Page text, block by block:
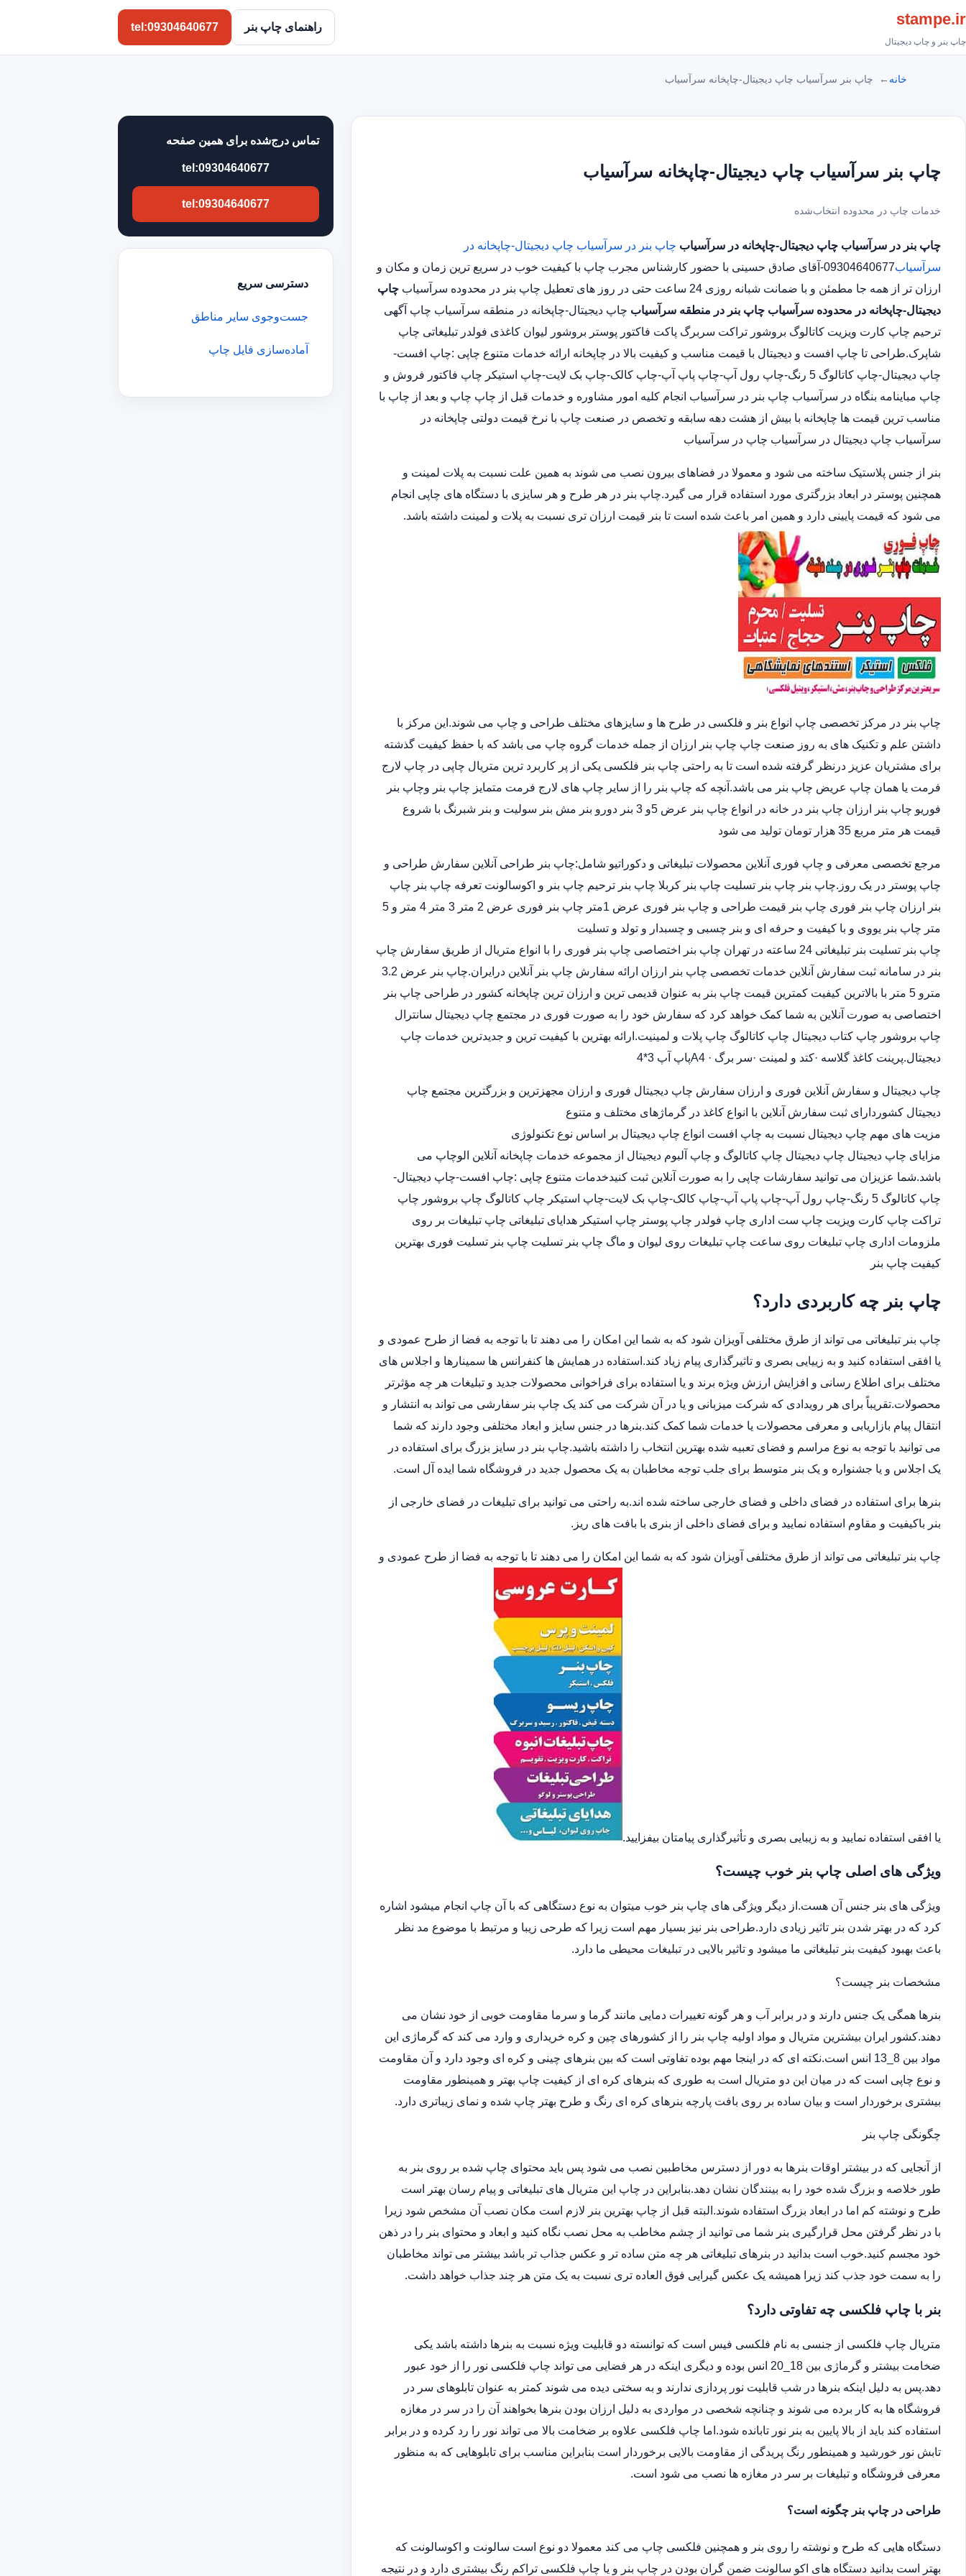
stampe.ir
چاپ بنر و چاپ دیجیتال
راهنمای چاپ بنر tel:09304640677
خانه چاپ بنر سرآسیاب چاپ دیجیتال-چاپخانه سرآسیاب
چاپ بنر سرآسیاب چاپ دیجیتال-چاپخانه سرآسیاب
خدمات چاپ در محدوده انتخاب‌شده
چاپ بنر در سرآسیاب چاپ دیجیتال-چاپخانه در سرآسیاب چاپ بنر در سرآسیاب چاپ دیجیتال-چاپخانه در
سرآسیاب
09304640677-آقای صادق حسینی با حضور کارشناس مجرب چاپ با کیفیت خوب در سریع ترین زمان و مکان و
ارزان تر از همه جا مطمئن و با ضمانت شبانه روزی 24 ساعت حتی در روز های تعطیل چاپ بنر در محدوده سرآسیاب
چاپ
دیجیتال-چاپخانه در محدوده سرآسیاب چاپ بنر در منطقه سرآسیاب چاپ دیجیتال-چاپخانه در منطقه سرآسیاب چاپ آگهی
ترحیم چاپ کارت ویزیت کاتالوگ بروشور تراکت سربرگ پاکت فاکتور پوستر بروشور لیوان کاغذی فولدر تبلیغاتی چاپ
شاپرک.طراحی تا چاپ افست و دیجیتال با قیمت مناسب و کیفیت بالا در چاپخانه ارائه خدمات متنوع چاپی :چاپ افست-
چاپ دیجیتال-چاپ کاتالوگ 5 رنگ-چاپ رول آپ-چاپ پاپ آپ-چاپ کالک-چاپ بک لایت-چاپ استیکر چاپ فاکتور فروش و
چاپ مباینامه بنگاه در سرآسیاب چاپ بنر در سرآسیاب انجام کلیه امور مشاوره و خدمات قبل از چاپ چاپ و بعد از چاپ با
مناسب ترین قیمت ها چاپخانه با بیش از هشت دهه سابقه و تخصص در صنعت چاپ با نرخ قیمت دولتی چاپخانه در
سرآسیاب چاپ دیجیتال در سرآسیاب چاپ در سرآسیاب
بنر از جنس پلاستیک ساخته می شود و معمولا در فضاهای بیرون نصب می شوند به همین علت نسبت به پلات لمینت و
همچنین پوستر در ابعاد بزرگتری مورد استفاده قرار می گیرد.چاپ بنر در هر طرح و هر سایزی با دستگاه های چاپی انجام
می شود که قیمت پایینی دارد و همین امر باعث شده است تا بنر قیمت ارزان تری نسبت به پلات و لمینت داشته باشد.
چاپ بنر در مرکز تخصصی چاپ انواع بنر و فلکسی در طرح ها و سایزهای مختلف طراحی و چاپ می شوند.این مرکز با
داشتن علم و تکنیک های به روز صنعت چاپ چاپ بنر ارزان از جمله خدمات گروه چاپ می باشد که با حفظ کیفیت گذشته
برای مشتریان عزیز درنظر گرفته شده است تا به راحتی چاپ بنر فلکسی یکی از پر کاربرد ترین متریال چاپی در چاپ لارج
فرمت یا همان چاپ عریض چاپ بنر می باشد.آنچه که چاپ بنر را از سایر چاپ های لارج فرمت متمایز چاپ بنر وچاپ بنر
فوریو چاپ بنر ارزان چاپ بنر در خانه در انواع چاپ بنر عرض 5و 3 بنر دورو بنر مش بنر سولیت و بنر شبرنگ با شروع
قیمت هر متر مربع 35 هزار تومان تولید می شود
مرجع تخصصی معرفی و چاپ فوری آنلاین محصولات تبلیغاتی و دکوراتیو شامل:چاپ بنر طراحی آنلاین سفارش طراحی و
چاپ پوستر در یک روز.چاپ بنر چاپ بنر تسلیت چاپ بنر کربلا چاپ بنر ترحیم چاپ بنر و اکوسالونت تعرفه چاپ بنر چاپ
بنر ارزان چاپ بنر فوری چاپ بنر قیمت طراحی و چاپ بنر فوری عرض 1متر چاپ بنر فوری عرض 2 متر 3 متر 4 متر و 5
متر چاپ بنر یووی و با کیفیت و حرفه ای و بنر چسبی و چسبدار و تولد و تسلیت
چاپ بنر تسلیت بنر تبلیغاتی 24 ساعته در تهران چاپ بنر اختصاصی چاپ بنر فوری را با انواع متریال از طریق سفارش چاپ
بنر در سامانه ثبت سفارش آنلاین خدمات تخصصی چاپ بنر ارزان ارائه سفارش چاپ بنر آنلاین درایران.چاپ بنر عرض 3.2
مترو 5 متر با بالاترین کیفیت کمترین قیمت چاپ بنر به عنوان قدیمی ترین و ارزان ترین چاپخانه کشور در طراحی چاپ بنر
اختصاصی به صورت آنلاین به شما کمک خواهد کرد که سفارش خود را به صورت فوری در مجتمع چاپ دیجیتال سانترال
چاپ بروشور چاپ کتاب دیجیتال چاپ کاتالوگ چاپ پلات و لمینیت.ارائه بهترین با کیفیت ترین و جدیدترین خدمات چاپ
دیجیتال.پرینت کاغذ گلاسه ·‎کتد و لمینت ·‎سر برگ A4 ·‎پاپ آپ 3*4
چاپ دیجیتال و سفارش آنلاین فوری و ارزان سفارش چاپ دیجیتال فوری و ارزان مجهزترین و بزرگترین مجتمع چاپ
دیجیتال کشوردارای ثبت سفارش آنلاین با انواع کاغذ در گرماژهای مختلف و متنوع
مزیت های مهم چاپ دیجیتال نسبت به چاپ افست انواع چاپ دیجیتال بر اساس نوع تکنولوژی
مزایای چاپ دیجیتال چاپ دیجیتال چاپ کاتالوگ و چاپ آلبوم دیجیتال از مجموعه خدمات چاپخانه آنلاین الوچاپ می
باشد.شما عزیزان می توانید سفارشات چاپی را به صورت آنلاین ثبت کنیدخدمات متنوع چاپی :چاپ افست-چاپ دیجیتال-
چاپ کاتالوگ 5 رنگ-چاپ رول آپ-چاپ پاپ آپ-چاپ کالک-چاپ بک لایت-چاپ استیکر چاپ کاتالوگ چاپ بروشور چاپ
تراکت چاپ کارت ویزیت چاپ ست اداری چاپ فولدر چاپ پوستر چاپ استیکر هدایای تبلیغاتی چاپ تبلیغات بر روی
ملزومات اداری چاپ تبلیغات روی ساعت چاپ تبلیغات روی لیوان و ماگ چاپ بنر تسلیت چاپ بنر تسلیت فوری بهترین
کیفیت چاپ بنر
چاپ بنر چه کاربردی دارد؟
چاپ بنر تبلیغاتی می تواند از طرق مختلفی آویزان شود که به شما این امکان را می دهند تا با توجه به فضا از طرح عمودی و
یا افقی استفاده کنید و به زییایی بصری و تاثیرگذاری پیام زیاد کند.استفاده در همایش ها کنفرانس ها سمینارها و اجلاس های
مختلف برای اطلاع رسانی و افزایش ارزش ویژه برند و یا استفاده برای فراخوانی محصولات جدید و تبلیغات هر چه مؤثرتر
محصولات.تقریباً برای هر رویدادی که شرکت میزبانی و یا در آن شرکت می کند یک چاپ بنر سفارشی می تواند به انتشار و
انتقال پیام بازاریابی و معرفی محصولات یا خدمات شما کمک کند.بنرها در جنس سایز و ابعاد مختلفی وجود دارند که شما
می توانید با توجه به نوع مراسم و فضای تعبیه شده بهترین انتخاب را داشته باشید.چاپ بنر در سایز بزرگ برای استفاده در
یک اجلاس و یا جشنواره و یک بنر متوسط برای جلب توجه مخاطبان به یک محصول جدید در فروشگاه شما ایده آل است.
بنرها برای استفاده در فضای داخلی و فضای خارجی ساخته شده اند.به راحتی می توانید برای تبلیغات در فضای خارجی از
بنر باکیفیت و مقاوم استفاده نمایید و برای فضای داخلی از بنری با بافت های ریز.
چاپ بنر تبلیغاتی می تواند از طرق مختلفی آویزان شود که به شما این امکان را می دهند تا با توجه به فضا از طرح عمودی و
یا افقی استفاده نمایید و به زیبایی بصری و تأثیرگذاری پیامتان بیفزایید.
ویژگی های اصلی چاپ بنر خوب چیست؟
ویژگی های بنر جنس آن هست.از دیگر ویژگی های چاپ بنر خوب میتوان به نوع دستگاهی که با آن چاپ انجام میشود اشاره
کرد که در بهتر شدن بنر تاثیر زیادی دارد.طراحی بنر نیز بسیار مهم است زیرا که طرحی زیبا و مرتبط با موضوع مد نظر
باعث بهبود کیفیت بنر تبلیغاتی ما میشود و تاثیر بالایی در تبلیغات محیطی ما دارد.
مشخصات بنر چیست؟
بنرها همگی یک جنس دارند و در برابر آب و هر گونه تغییرات دمایی مانند گرما و سرما مقاومت خوبی از خود نشان می
دهند.کشور ایران بیشترین متریال و مواد اولیه چاپ بنر را از کشورهای چین و کره خریداری و وارد می کند که گرماژی این
مواد بین 8_13 انس است.نکته ای که در اینجا مهم بوده تفاوتی است که بین بنرهای چینی و کره ای وجود دارد و آن مقاومت
و نوع چاپی است که در میان این دو متریال است به طوری که بنرهای کره ای از کیفیت چاپ بهتر و همینطور مقاومت
بیشتری برخوردار است و بیان ساده بر روی بافت پارچه بنرهای کره ای رنگ و طرح بهتر چاپ شده و نمای زیباتری دارد.
چگونگی چاپ بنر
از آنجایی که در بیشتر اوقات بنرها به دور از دسترس مخاطبین نصب می شود پس باید محتوای چاپ شده بر روی بنر به
طور خلاصه و بزرگ شده خود را به بینندگان نشان دهد.بنابراین در چاپ این متریال های تبلیغاتی و پیام رسان بهتر است
طرح و نوشته کم اما در ابعاد بزرگ استفاده شوند.البته قبل از چاپ بهترین بنر لازم است مکان نصب آن مشخص شود زیرا
با در نظر گرفتن محل قرارگیری بنر شما می توانید از چشم مخاطب به محل نصب نگاه کنید و ابعاد و محتوای بنر را در ذهن
خود مجسم کنید.خوب است بدانید در بنرهای تبلیغاتی هر چه متن ساده تر و عکس جذاب تر باشد بیشتر می تواند مخاطبان
را به سمت خود جذب کند زیرا همیشه یک عکس گیرایی فوق العاده تری نسبت به یک متن هر چند جذاب خواهد داشت.
بنر با چاپ فلکسی چه تفاوتی دارد؟
متریال چاپ فلکسی از جنسی به نام فلکسی فیس است که توانسته دو قابلیت ویژه نسبت به بنرها داشته باشد یکی
ضخامت بیشتر و گرماژی بین 18_20 انس بوده و دیگری اینکه در هر فضایی می تواند چاپ فلکسی نور را از خود عبور
دهد.پس به دلیل اینکه بنرها در شب قابلیت نور پردازی ندارند و به سختی دیده می شوند کمتر به عنوان تابلوهای سر در
فروشگاه ها به کار برده می شوند و چنانچه شخصی در مواردی به دلیل ارزان بودن بنرها بخواهند آن را در سر در مغازه
استفاده کند باید از بالا پایین به بنر نور تابانده شود.اما چاپ فلکسی علاوه بر ضخامت بالا می تواند نور را رد کرده و در برابر
تابش نور خورشید و همینطور رنگ پریدگی از مقاومت بالایی برخوردار است بنابراین مناسب برای تابلوهایی که به منظور
معرفی فروشگاه و تبلیغات بر سر در مغازه ها نصب می شود است.
طراحی در چاپ بنر چگونه است؟
دستگاه هایی که طرح و نوشته را روی بنر و همچنین فلکسی چاپ می کند معمولا دو نوع است سالونت و اکوسالونت که
بهتر است بدانید دستگاه های اکو سالونت ضمن گران بودن در چاپ بنر و یا چاپ فلکسی تراکم رنگ بیشتری دارد و در نتیجه
تماس درج‌شده برای همین صفحه
tel:09304640677
tel:09304640677
دسترسی سریع
جست‌وجوی سایر مناطق
آماده‌سازی فایل چاپ